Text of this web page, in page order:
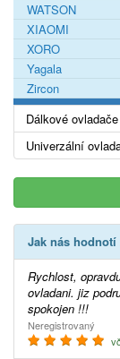
WATSON
XIAOMI
XORO
Yagala
Zircon
Dálkové
Univerzální
Jak nás
Rychlost, opravdu dekuji za rychlost v doruceni dalkoveho
ovladani. jiz
spokojen !!!
Neregistrovaný